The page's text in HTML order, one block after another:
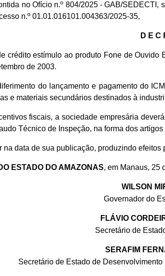
no Ofício n.º 804/2025 - GAB/SEDECTI,
n.º 01.01.016101.004363/2025-35,
D E C
crédito estímulo ao produto Fone de
de 2003.
do lançamento e pagamento do
e materiais secundários destinados à
fiscais, a sociedade empresária
Técnico de Inspeção, na forma dos
data de sua publicação, produzindo efeitos
ESTADO DO AMAZONAS, em Manaus, 25
WILSON
Governador do
FLÁVIO
Secretário de
SERAFIM
Secretário de Estado de